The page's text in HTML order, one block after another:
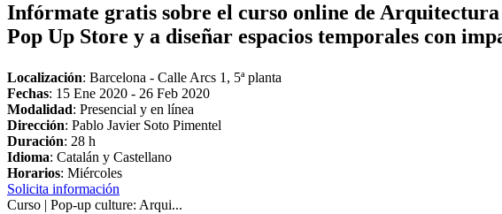
Infórmate gratis sobre el curso online de
Pop Up Store y a diseñar espacios temporales con
Localización: Barcelona - Calle Arcs 1, 5ª planta
Fechas: 15 Ene 2020 - 26 Feb 2020
Modalidad: Presencial y en línea
Dirección: Pablo Javier Soto Pimentel
Duración: 28 h
Idioma: Catalán y Castellano
Horarios: Miércoles
Solicita información
Curso | Pop-up culture: Arqui...